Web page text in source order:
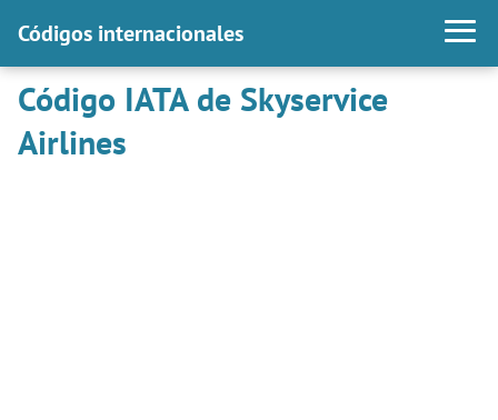
Códigos internacionales
Código IATA de Skyservice
Airlines